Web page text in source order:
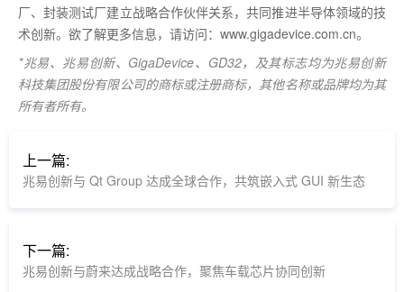
厂、封装测试厂建立战略合作伙伴关系，共同推进半导体领域的技
术创新。欲了解更多信息，请访问：www.gigadevice.com.cn。
*兆易、兆易创新、GigaDevice、GD32，及其标志均为兆易创新
科技集团股份有限公司的商标或注册商标，其他名称或品牌均为其
所有者所有。
上一篇:
兆易创新与 Qt Group 达成全球合作，共筑嵌入式 GUI 新生态
下一篇:
兆易创新与蔚来达成战略合作，聚焦车载芯片协同创新